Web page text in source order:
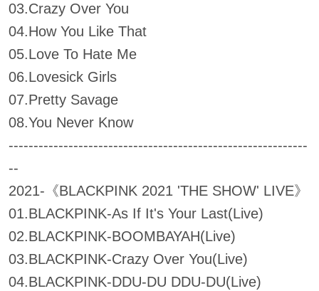
03.Crazy Over You
04.How You Like That
05.Love To Hate Me
06.Lovesick Girls
07.Pretty Savage
08.You Never Know
------------------------------------------------------------
--
2021-《BLACKPINK 2021 'THE SHOW' LIVE》
01.BLACKPINK-As If It's Your Last(Live)
02.BLACKPINK-BOOMBAYAH(Live)
03.BLACKPINK-Crazy Over You(Live)
04.BLACKPINK-DDU-DU DDU-DU(Live)